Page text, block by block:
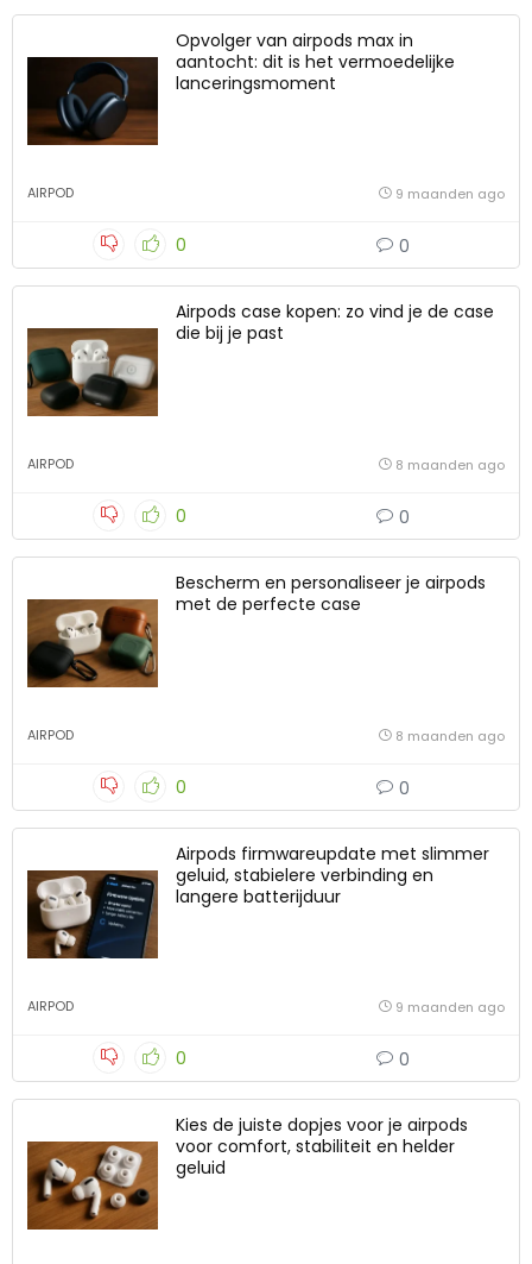
Opvolger van airpods max in
aantocht: dit is het vermoedelijke
lanceringsmoment
AIRPOD 9 maanden ago
0 0
Airpods case kopen: zo vind je de case
die bij je past
AIRPOD 8 maanden ago
0 0
Bescherm en personaliseer je airpods
met de perfecte case
AIRPOD 8 maanden ago
0 0
Airpods firmwareupdate met slimmer
geluid, stabielere verbinding en
langere batterijduur
AIRPOD 9 maanden ago
0 0
Kies de juiste dopjes voor je airpods
voor comfort, stabiliteit en helder
geluid